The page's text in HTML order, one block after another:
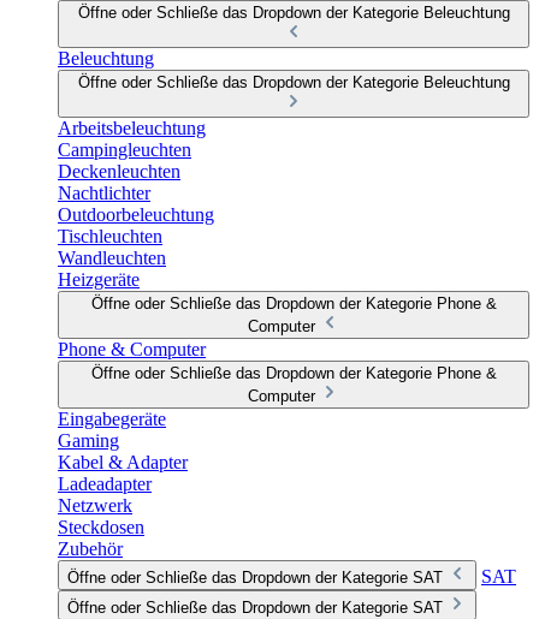
Öffne oder Schließe das Dropdown der Kategorie Beleuchtung
Beleuchtung
Öffne oder Schließe das Dropdown der Kategorie Beleuchtung
Arbeitsbeleuchtung
Campingleuchten
Deckenleuchten
Nachtlichter
Outdoorbeleuchtung
Tischleuchten
Wandleuchten
Heizgeräte
Öffne oder Schließe das Dropdown der Kategorie Phone &
Computer
Phone & Computer
Öffne oder Schließe das Dropdown der Kategorie Phone &
Computer
Eingabegeräte
Gaming
Kabel & Adapter
Ladeadapter
Netzwerk
Steckdosen
Zubehör
Öffne oder Schließe das Dropdown der Kategorie SAT SAT
Öffne oder Schließe das Dropdown der Kategorie SAT